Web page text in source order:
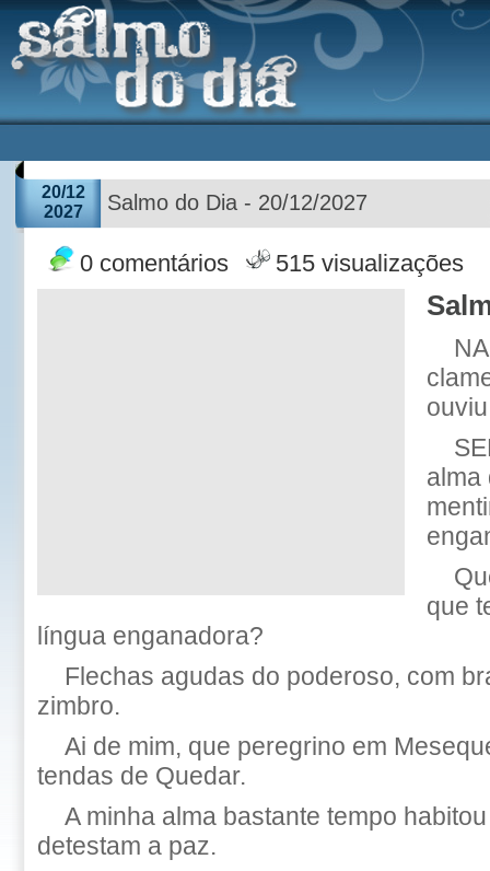
20/12
2027
Salmo do Dia - 20/12/2027
0 comentários 515 visualizações
alma
que
língua enganadora?
Flechas agudas do poderoso, com
zimbro.
Ai de mim, que peregrino em
tendas de Quedar.
A minha alma bastante tempo
detestam a paz.